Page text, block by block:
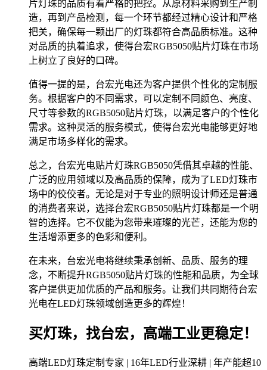
片灯珠的品质有着严格的把控。从原材料采购到生产制
造，再到产品检测，每一个环节都经过精心设计和严格
把关，确保每一颗出厂的灯珠都符合高品质标准。这种
对品质的执着追求，使得台宏RGB5050贴片灯珠在市场
上树立了良好的口碑。
值得一提的是，台宏光电还为客户提供个性化的定制服
务。根据客户的不同需求，可以定制不同颜色、亮度、
尺寸等参数的RGB5050贴片灯珠，以满足客户的个性化
需求。这种灵活的服务模式，使得台宏光电能够更好地
满足市场多样化的需求。
总之，台宏光电贴片灯珠RGB5050凭借其卓越的性能、
广泛的应用领域以及高品质的保障，成为了LED灯珠市
场中的佼佼者。无论是对于专业的照明设计师还是普通
的消费者来说，选择台宏RGB5050贴片灯珠都是一个明
智的选择。它不仅能为您带来璀璨的光芒，还能为您的
生活增添更多的色彩和便利。
在未来，台宏光电将继续秉承创新、品质、服务的理
念，不断提升RGB5050贴片灯珠的性能和品质，为全球
客户提供更加优质的产品和服务。让我们共同期待台宏
光电在LED灯珠领域创造更多的辉煌！
买灯珠，找台宏，高端工业更稳定！
高端LED灯珠定制专家 | 16年LED行业深耕 | 年产能超10